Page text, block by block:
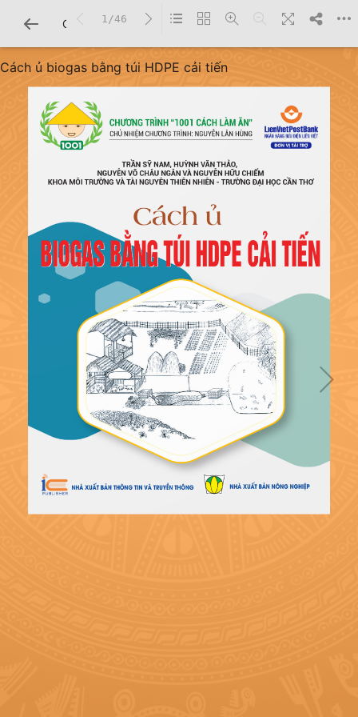
CHI TIẾT SÁCH
Cách ủ biogas bằng túi HDPE cải tiến
1/46